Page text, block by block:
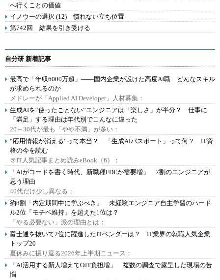
へ行くことの価値
イノウーの選択 (12) 慣れない立ち位置
第742回 結果を引き受ける
自分研 新着記事
最高で「年収6000万超」――国内企業が設けた高度AI職 どんなスキル
が求められるのか
メドレーが「Applied AI Developer」人材募集：
生成AIを“使ったことない”エンジニアは「楽しさ」が半分？ 仕事に
「満足」する理由は年代別でこんなに違った
20～30代が最も「やや不満」が多い：
“応用情報が消える”って本当？ 「生成AIパスポート」って何？ IT資
格の今を読む
＠IT人気記事まとめ読みeBook（6）：
「AIがコードを書く時代、新職種FDEが需要増」 7割のエンジニアが
思う理由
40代だけ少し異なる：
約8割「内定期間中に学ぶべき」 未経験エンジニア自主学習のハード
ル2位「モチベ維持」を超えた1位は？
「やる必要ない」派の理由とは：
富士通を抜いて2位に躍進したITベンダーは？ IT業界の就職人気企業
トップ20
夏休みに振り返る2026年上半期ニュース：
「AI活用する新人増えてOJT負担増」 複数の調査で露呈した現場の苦
悩